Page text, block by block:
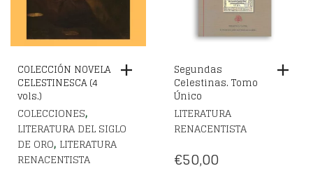
COLECCIÓN NOVELA
CELESTINESCA (4
vols.)
COLECCIONES,
LITERATURA DEL SIGLO
DE ORO, LITERATURA
RENACENTISTA
Segundas
Celestinas. Tomo
Único
LITERATURA
RENACENTISTA
€50,00